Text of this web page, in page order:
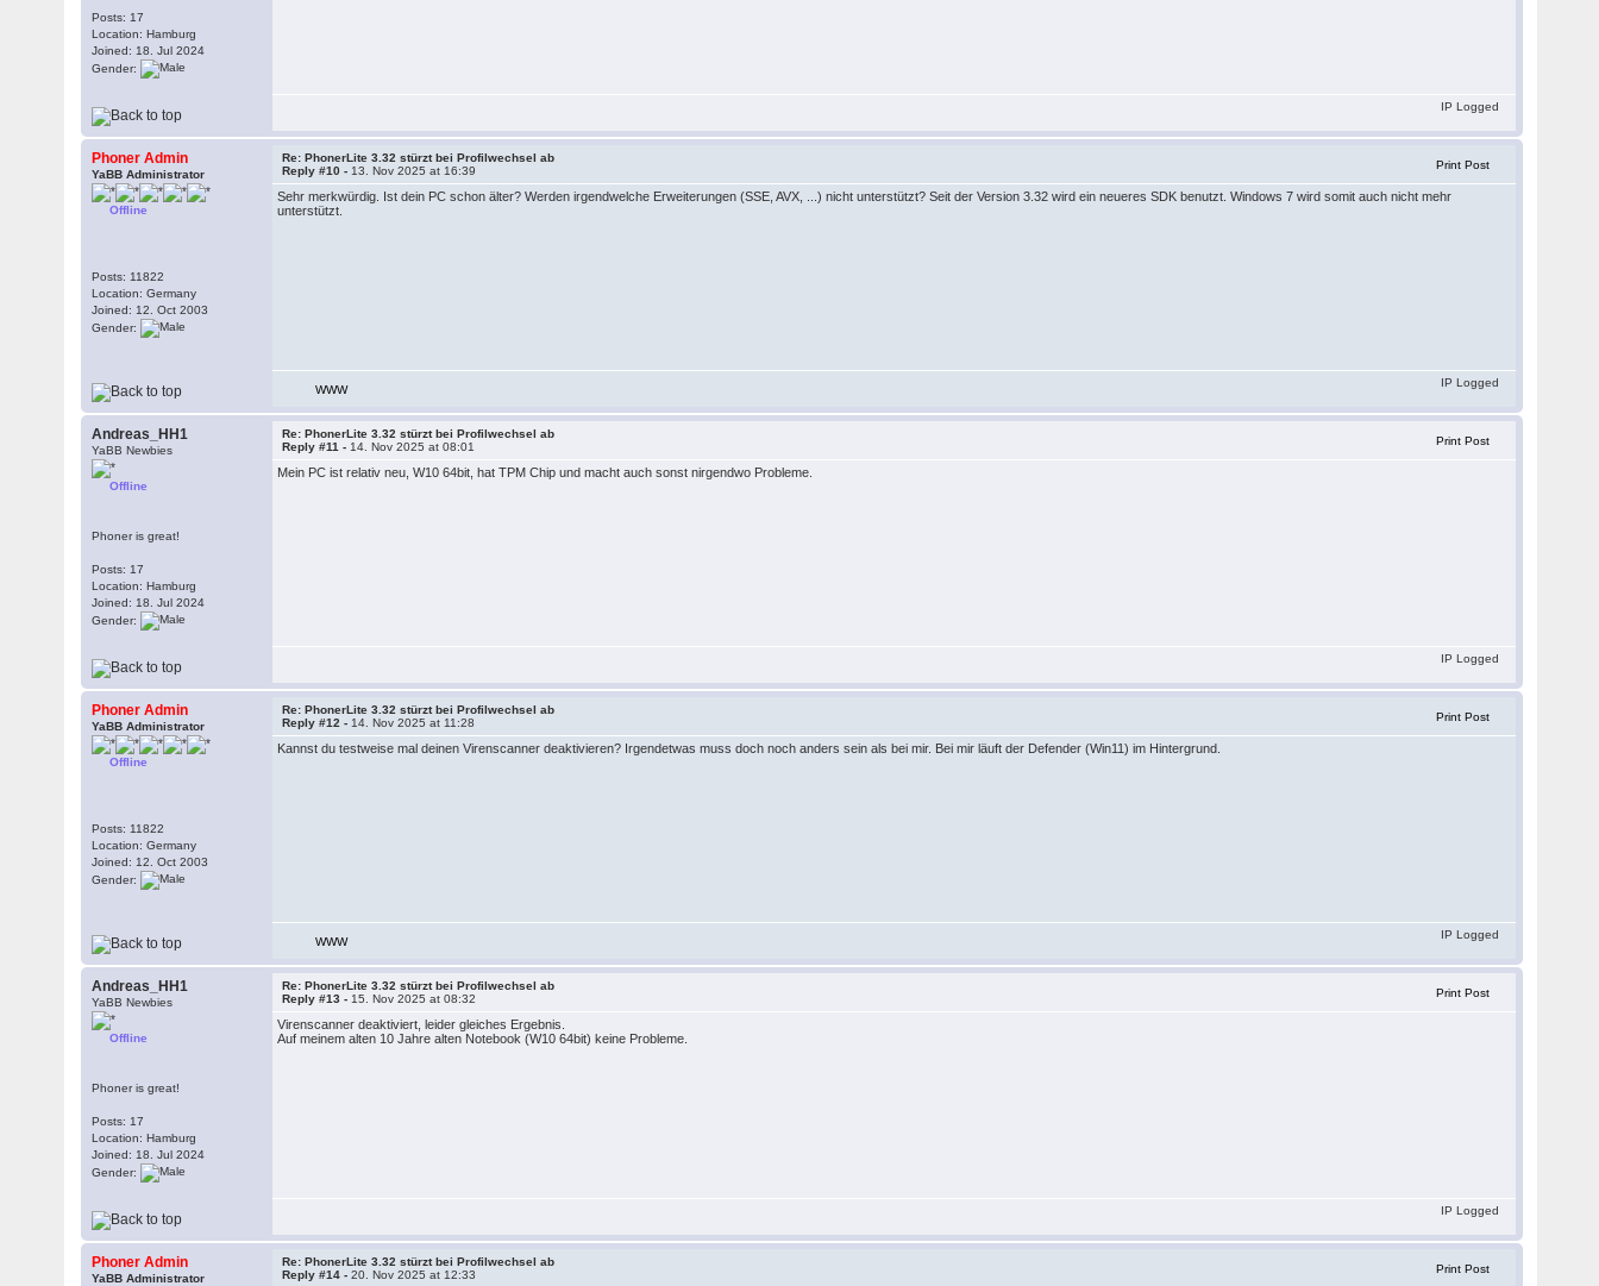
Posts: 17
Location: Hamburg
Joined: 18. Jul 2024
Gender:
IP Logged
Phoner Admin
YaBB Administrator
Offline
Posts: 11822
Location: Germany
Joined: 12. Oct 2003
Gender:
Re: PhonerLite 3.32 stürzt bei Profilwechsel ab
Reply #10 - 13. Nov 2025 at 16:39 Print Post
Sehr merkwürdig. Ist dein PC schon älter? Werden irgendwelche Erweiterungen (SSE, AVX, ...) nicht unterstützt? Seit der Version 3.32 wird ein neueres SDK benutzt. Windows 7 wird somit auch nicht mehr
unterstützt.
WWW
IP Logged
Andreas_HH1
YaBB Newbies
Offline
Phoner is great!
Posts: 17
Location: Hamburg
Joined: 18. Jul 2024
Gender:
Re: PhonerLite 3.32 stürzt bei Profilwechsel ab
Reply #11 - 14. Nov 2025 at 08:01 Print Post
Mein PC ist relativ neu, W10 64bit, hat TPM Chip und macht auch sonst nirgendwo Probleme.
IP Logged
Phoner Admin
YaBB Administrator
Offline
Posts: 11822
Location: Germany
Joined: 12. Oct 2003
Gender:
Re: PhonerLite 3.32 stürzt bei Profilwechsel ab
Reply #12 - 14. Nov 2025 at 11:28 Print Post
Kannst du testweise mal deinen Virenscanner deaktivieren? Irgendetwas muss doch noch anders sein als bei mir. Bei mir läuft der Defender (Win11) im Hintergrund.
WWW
IP Logged
Andreas_HH1
YaBB Newbies
Offline
Phoner is great!
Posts: 17
Location: Hamburg
Joined: 18. Jul 2024
Gender:
Re: PhonerLite 3.32 stürzt bei Profilwechsel ab
Reply #13 - 15. Nov 2025 at 08:32 Print Post
Virenscanner deaktiviert, leider gleiches Ergebnis.
Auf meinem alten 10 Jahre alten Notebook (W10 64bit) keine Probleme.
IP Logged
Phoner Admin
YaBB Administrator
Re: PhonerLite 3.32 stürzt bei Profilwechsel ab
Reply #14 -20. Nov 2025 at 12:33 Print Post